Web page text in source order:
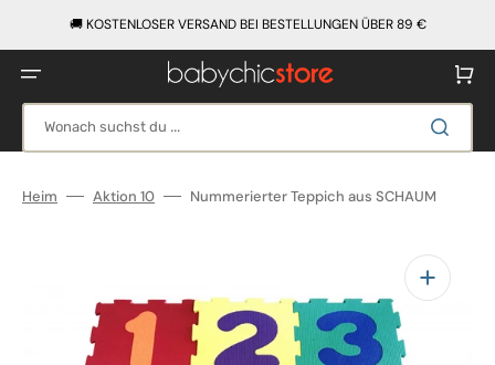
🚚 KOSTENLOSER VERSAND BEI BESTELLUNGEN ÜBER 89 €
Wonach suchst du ...
Heim Aktion 10 Nummerierter Teppich aus SCHAUM